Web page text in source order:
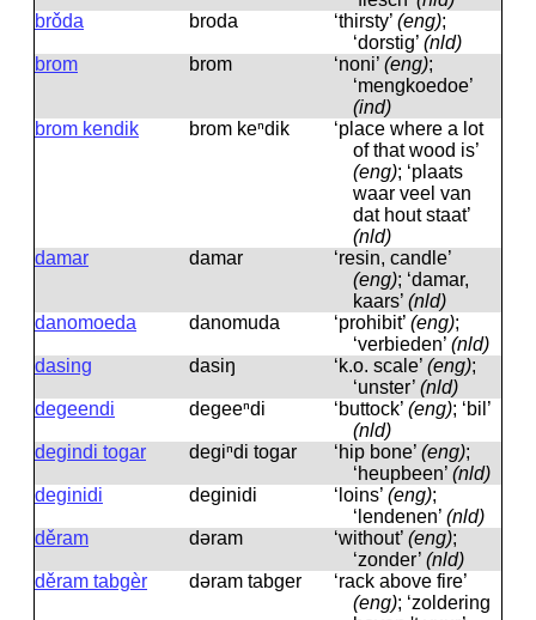
brǒda
broda ‘thirsty’ (eng);
‘dorstig’ (nld)
brom
brom ‘noni’ (eng);
‘mengkoedoe’
(ind)
brom kendik
brom keⁿdik
‘place where a lot
of that wood is’
(eng); ‘plaats
waar veel van
dat hout staat’
(nld)
damar
damar
‘resin, candle’
(eng); ‘damar,
kaars’ (nld)
danomoeda
danomuda ‘prohibit’ (eng);
‘verbieden’ (nld)
dasing
dasiŋ ‘k.o. scale’ (eng);
‘unster’ (nld)
degeendi
degeeⁿdi ‘buttock’ (eng); ‘bil’
(nld)
degindi togar
degiⁿdi togar ‘hip bone’ (eng);
‘heupbeen’ (nld)
deginidi
deginidi ‘loins’ (eng);
‘lendenen’ (nld)
děram
dəram ‘without’ (eng);
‘zonder’ (nld)
děram tabgèr
dəram tabger
‘rack above fire’
(eng); ‘zoldering